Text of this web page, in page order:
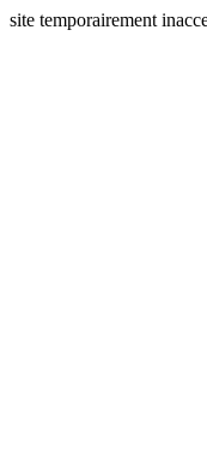
site temporairement